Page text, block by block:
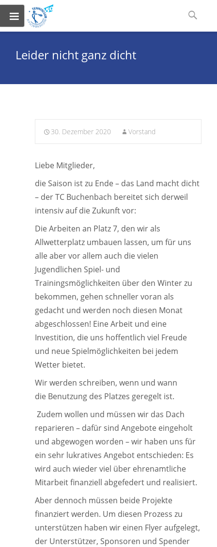
to
content
Suchen
Leider nicht ganz dicht
30. Dezember 2020 Vorstand
Liebe Mitglieder,
die Saison ist zu Ende – das Land macht dicht
– der TC Buchenbach bereitet sich derweil
intensiv auf die Zukunft vor:
Die Arbeiten an Platz 7, den wir als
Allwetterplatz umbauen lassen, um für uns
alle aber vor allem auch die vielen
Jugendlichen Spiel- und
Trainingsmöglichkeiten über den Winter zu
bekommen, gehen schneller voran als
gedacht und werden noch diesen Monat
abgeschlossen! Eine Arbeit und eine
Investition, die uns hoffentlich viel Freude
und neue Spielmöglichkeiten bei jedem
Wetter bietet.
Wir werden schreiben, wenn und wann
die Benutzung des Platzes geregelt ist.
Zudem wollen und müssen wir das Dach
reparieren – dafür sind Angebote eingeholt
und abgewogen worden – wir haben uns für
ein sehr lukratives Angebot entschieden: Es
wird auch wieder viel über ehrenamtliche
Mitarbeit finanziell abgefedert und realisiert.
Aber dennoch müssen beide Projekte
finanziert werden. Um diesen Prozess zu
unterstützen haben wir einen Flyer aufgelegt,
der Unterstützer, Sponsoren und Spender